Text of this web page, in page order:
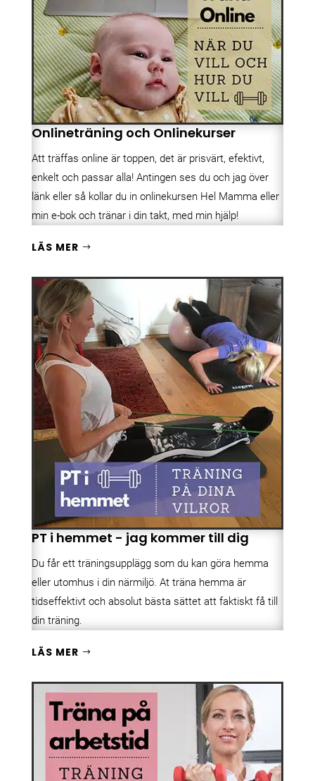
Onlineträning och Onlinekurser
Att träffas online är toppen, det är prisvärt, efektivt,
enkelt och passar alla! Antingen ses du och jag över
länk eller så kollar du in onlinekursen Hel Mamma eller
min e-bok och tränar i din takt, med min hjälp!
LÄS MER
PT i hemmet - jag kommer till dig
Du får ett träningsupplägg som du kan göra hemma
eller utomhus i din närmiljö. At träna hemma är
tidseffektivt och absolut bästa sättet att faktiskt få till
din träning.
LÄS MER